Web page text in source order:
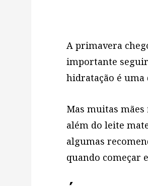
A primavera
importante
hidratação é uma
Mas muitas
além do leite
algumas
quando começar